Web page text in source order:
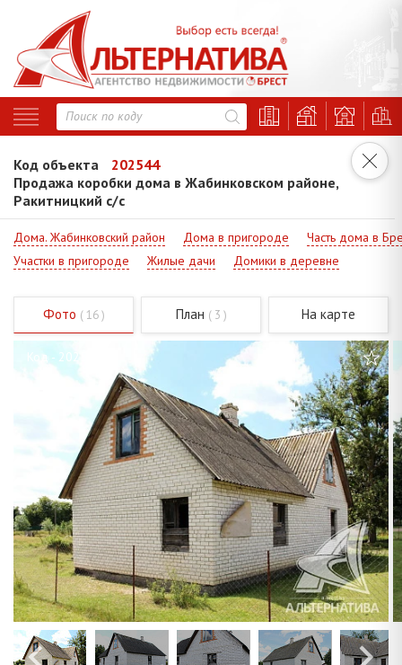
Код объекта
202544
Продажа коробки дома в Жабинковском районе,
Ракитницкий с/с
Дома. Жабинковский район Дома в пригороде
Часть дома в
Участки в пригороде
Жилые дачи Домики в деревне
Фото ( 16 ) План ( 3 ) На карте
Код - 202544